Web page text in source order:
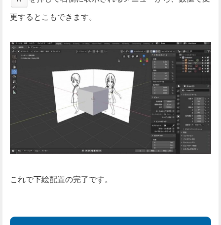
更するとこもできます。
これで下絵配置の完了です。